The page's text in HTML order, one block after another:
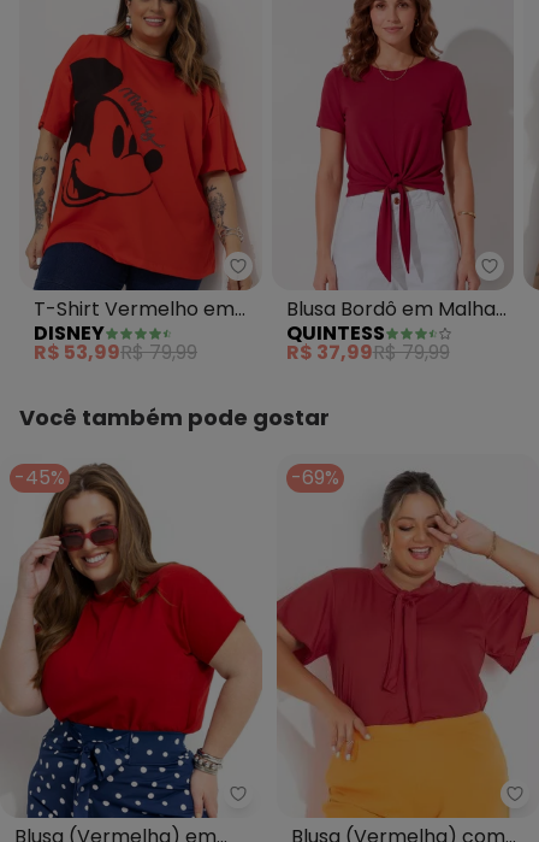
Disney - T-Shirt Vermelho em
T-Shirt Vermelho em
Malha de Algodão
Penteado
DISNEY
R$ 53,99R$ 79,99
Blusa Bordô em Malha
de Viscose com Nó
Frontal e Manga Curta
QUINTESS
R$ 37,99R$ 79,99
Você também pode gostar
-45%
Marguerite - Blusa (Vermelha)
-69%
Blusa (Vermelha) com